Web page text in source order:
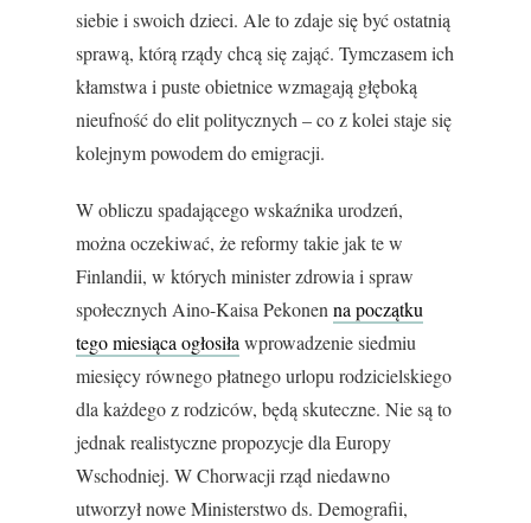
siebie i swoich dzieci. Ale to zdaje się być ostatnią
sprawą, którą rządy chcą się zająć. Tymczasem ich
kłamstwa i puste obietnice wzmagają głęboką
nieufność do elit politycznych – co z kolei staje się
kolejnym powodem do emigracji.
W obliczu spadającego wskaźnika urodzeń,
można oczekiwać, że reformy takie jak te w
Finlandii, w których minister zdrowia i spraw
społecznych Aino-Kaisa Pekonen na początku
tego miesiąca ogłosiła wprowadzenie siedmiu
miesięcy równego płatnego urlopu rodzicielskiego
dla każdego z rodziców, będą skuteczne. Nie są to
jednak realistyczne propozycje dla Europy
Wschodniej. W Chorwacji rząd niedawno
utworzył nowe Ministerstwo ds. Demografii,